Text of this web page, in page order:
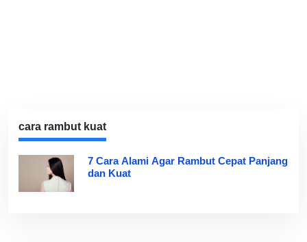
cara rambut kuat
7 Cara Alami Agar Rambut Cepat Panjang
dan Kuat